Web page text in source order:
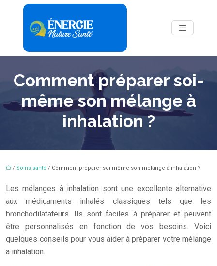
Comment préparer soi-
même son mélange à
inhalation ?
/ Soins santé / Comment préparer soi-même son mélange à inhalation ?
Les mélanges à inhalation sont une excellente alternative
aux médicaments inhalés classiques tels que les
bronchodilatateurs. Ils sont faciles à préparer et peuvent
être personnalisés en fonction de vos besoins. Voici
quelques conseils pour vous aider à préparer votre mélange
à inhalation.